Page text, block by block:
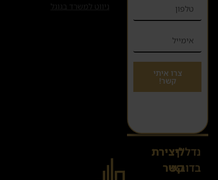
צרו איתי
קשר!
נדל"ן
בדובאי
ליצירת
קשר
Sales@danesya.co.il
ניווט למשרד בגוגל